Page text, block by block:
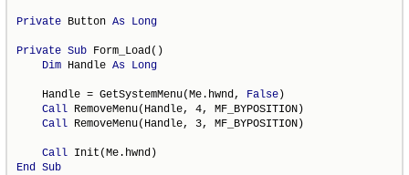
Private Button As Long
Private Sub Form_Load()
Dim Handle As Long
    Handle = GetSystemMenu(Me.hwnd,
False)
Call RemoveMenu(Handle, 4, MF_BYPOSITION)
Call RemoveMenu(Handle, 3, MF_BYPOSITION)
Call
End Sub